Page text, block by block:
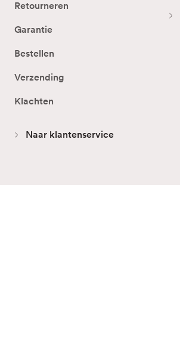
Retourneren
Garantie
Bestellen
Verzending
Klachten
Naar klantenservice